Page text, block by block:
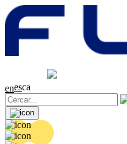
0.18 (+0.89%)
enesca